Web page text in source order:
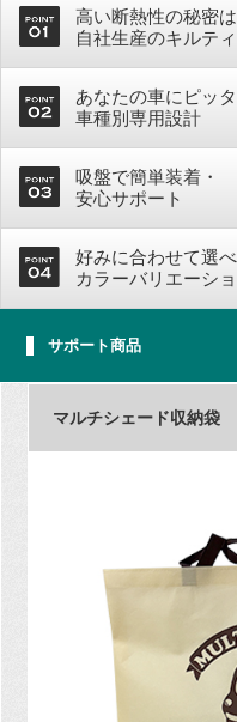
高い断熱性の秘密は
自社生産のキルテ
あなたの車にピッ
車種別専用設計
吸盤で簡単装着・
安心サポート
好みに合わせて選
カラーバリエーシ
サポート商品
マルチシェード収納袋